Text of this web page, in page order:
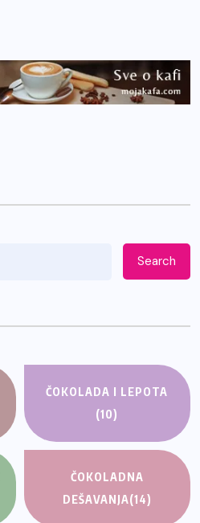
Search
ČOKOLADA I LEPOTA
(10)
ČOKOLADNA
DEŠAVANJA(14)